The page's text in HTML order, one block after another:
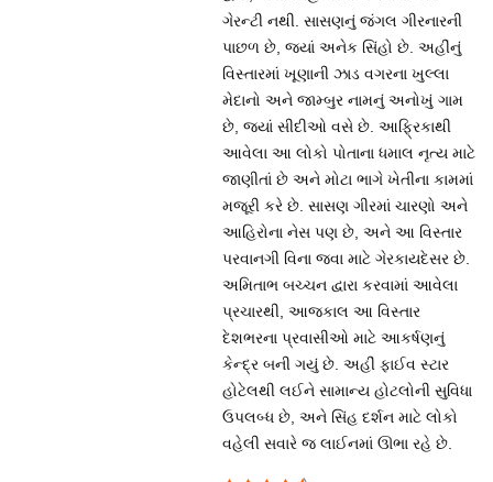
ગેરન્ટી નથી. સાસણનું જંગલ ગીરનારની
પાછળ છે, જ્યાં અનેક સિંહો છે. અહીંનું
વિસ્તારમાં ખૂણાની ઝાડ વગરના ખુલ્લા
મેદાનો અને જામ્બુર નામનું અનોખું ગામ
છે, જ્યાં સીદીઓ વસે છે. આફ્રિકાથી
આવેલા આ લોકો પોતાના ધમાલ નૃત્ય માટે
જાણીતાં છે અને મોટા ભાગે ખેતીના કામમાં
મજૂરી કરે છે. સાસણ ગીરમાં ચારણો અને
આહિરોના નેસ પણ છે, અને આ વિસ્તાર
પરવાનગી વિના જવા માટે ગેરકાયદેસર છે.
અમિતાભ બચ્ચન દ્વારા કરવામાં આવેલા
પ્રચારથી, આજકાલ આ વિસ્તાર
દેશભરના પ્રવાસીઓ માટે આકર્ષણનું
કેન્દ્ર બની ગયું છે. અહીં ફાઈવ સ્ટાર
હોટેલથી લઈને સામાન્ય હોટલોની સુવિધા
ઉપલબ્ધ છે, અને સિંહ દર્શન માટે લોકો
વહેલી સવારે જ લાઈનમાં ઊભા રહે છે.